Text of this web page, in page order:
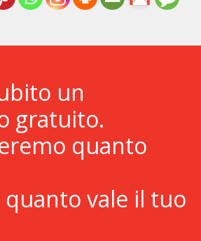
un
gratuito.
quanto
vale il tuo